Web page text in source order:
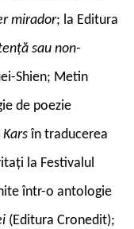
mirador; la Editura
sau non-
Shien; Metin
de poezie
în traducerea
la Festivalul
într-o antologie
(Editura Cronedit);